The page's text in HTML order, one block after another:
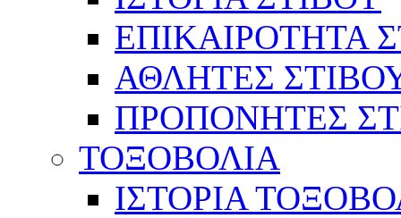
ΕΠΙΚΑΙΡΟΤΗΤΑ
ΑΘΛΗΤΕΣ
ΠΡΟΠΟΝΗΤΕΣ
ΤΟΞΟΒΟΛΙΑ
ΙΣΤΟΡΙΑ